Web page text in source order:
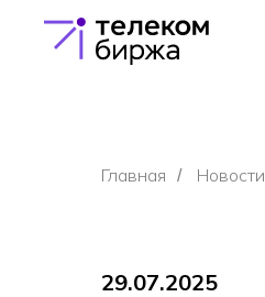
Главная / Новости
29.07.2025